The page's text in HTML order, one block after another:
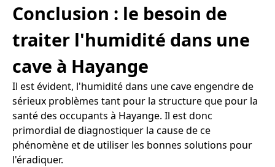
Conclusion : le besoin de
traiter l'humidité dans une
cave à Hayange
Il est évident, l'humidité dans une cave engendre de
sérieux problèmes tant pour la structure que pour la
santé des occupants à Hayange. Il est donc
primordial de diagnostiquer la cause de ce
phénomène et de utiliser les bonnes solutions pour
l'éradiquer.